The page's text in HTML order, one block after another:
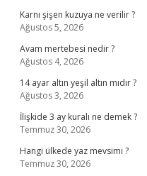
Karnı şişen kuzuya ne verilir ?
Ağustos 5, 2026
Avam mertebesi nedir ?
Ağustos 4, 2026
14 ayar altın yeşil altın mıdır ?
Ağustos 3, 2026
İlişkide 3 ay kuralı ne demek ?
Temmuz 30, 2026
Hangi ülkede yaz mevsimi ?
Temmuz 30, 2026